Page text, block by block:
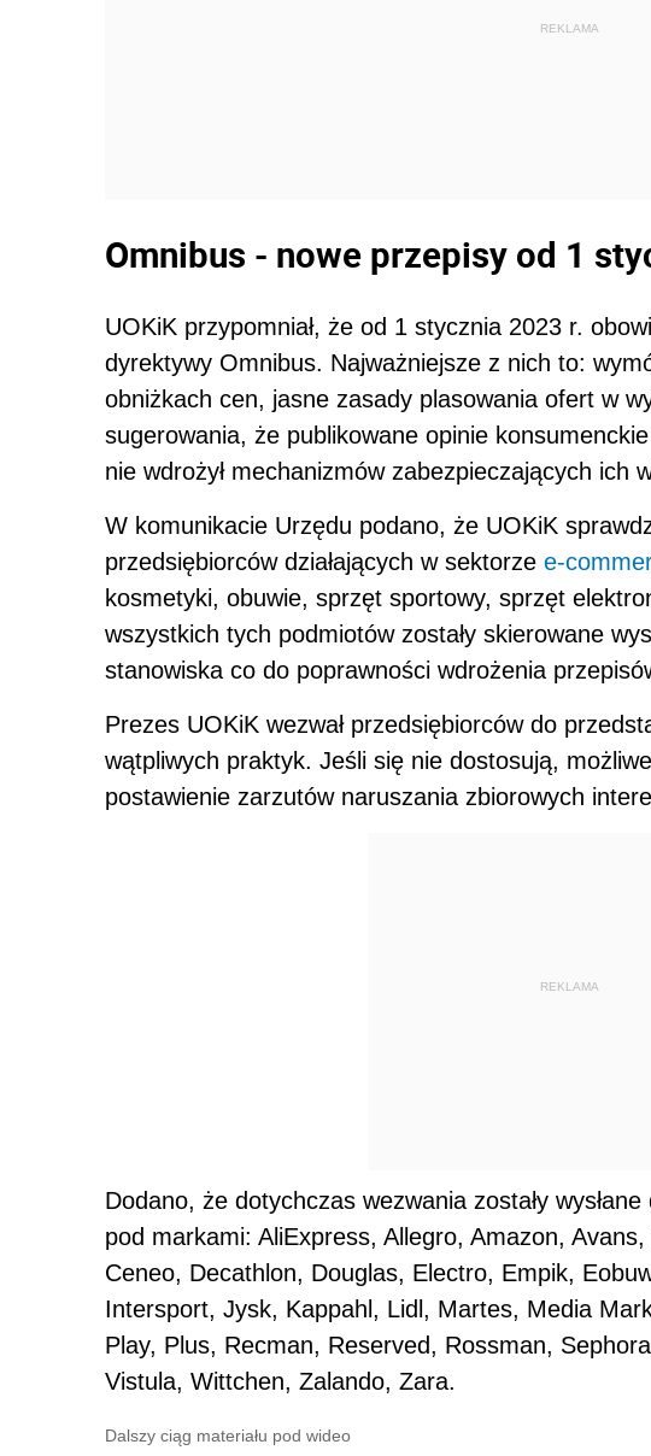
REKLAMA
Omnibus - nowe przepisy od 1
UOKiK przypomniał, że od 1 stycznia 2023 r.
dyrektywy Omnibus. Najważniejsze z nich to:
obniżkach cen, jasne zasady plasowania ofert w
sugerowania, że publikowane opinie
nie wdrożył mechanizmów zabezpieczających ich
W komunikacie Urzędu podano, że UOKiK
przedsiębiorców działających w sektorze e-
kosmetyki, obuwie, sprzęt sportowy, sprzęt
wszystkich tych podmiotów zostały skierowane
stanowiska co do poprawności wdrożenia
Prezes UOKiK wezwał przedsiębiorców do
wątpliwych praktyk. Jeśli się nie dostosują,
postawienie zarzutów naruszania zbiorowych
REKLAMA
Dodano, że dotychczas wezwania zostały
pod markami: AliExpress, Allegro, Amazon,
Ceneo, Decathlon, Douglas, Electro, Empik,
Intersport, Jysk, Kappahl, Lidl, Martes, Media
Play, Plus, Recman, Reserved, Rossman,
Vistula, Wittchen, Zalando, Zara.
Dalszy ciąg materiału pod wideo